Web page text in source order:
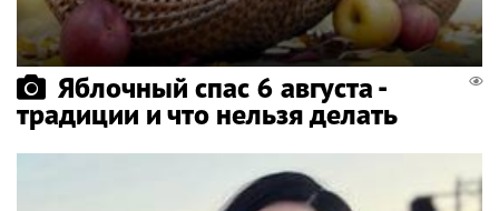
Яблочный спас 6 августа -
традиции и что нельзя делать